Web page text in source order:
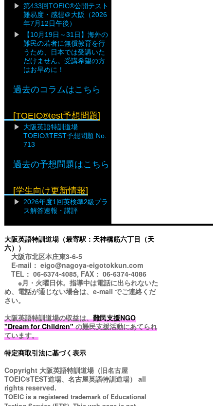
第433回TOEIC®公開テスト
難易度・感想＠大阪（2026
年7月12日午後）
【10月19日～31日】海外の
難民の若者に無償教育を行
うため、日本では受講いた
だけません。受講希望の方
はお早めに！
過去のコラムはこちら
[TOEIC®test予想問題]
大阪英語特訓道場
TOEIC®TEST予想問題 No.
713
過去の予想問題はこちら
[学生向け更新情報]
2026年度1回英検準2級プラ
ス解答速報・講評
大阪英語特訓道場（最寄駅：天神橋筋六丁目（天
六））
大阪市北区本庄東3-6-5
E-mail： eigo@nagoya-eigotokkun.com
TEL： 06-6374-4085, FAX： 06-6374-4086
※月・火曜日休。指導中は電話に出られないた
め、電話が通じない場合は、e-mail でご連絡くだ
さい。
大阪英語特訓道場の収益は、難民支援NGO
"Dream for Children"の難民支援活動にあてられ
ています。
特定商取引法に基づく表示
Copyright 大阪英語特訓道場（旧名古屋
TOEIC®TEST道場、名古屋英語特訓道場） all
rights reserved.
TOEIC is a registered trademark of Educational